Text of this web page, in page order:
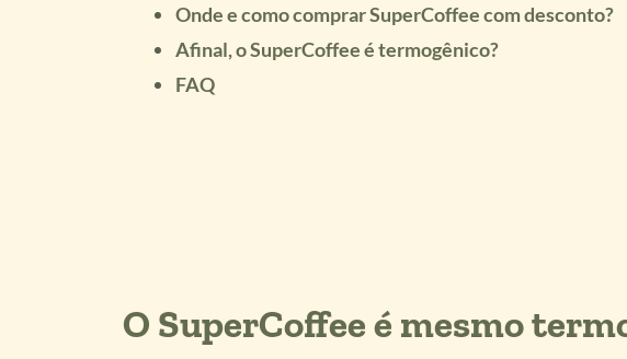
Onde e como comprar SuperCoffee com desconto?
Afinal, o SuperCoffee é termogênico?
FAQ
O SuperCoffee é mesmo